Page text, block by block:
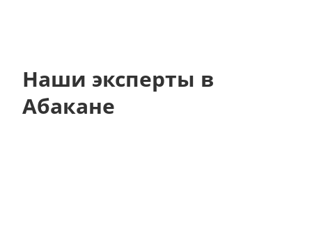
Наши эксперты в
Абакане